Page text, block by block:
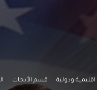
ودولية قسم الأبحاث